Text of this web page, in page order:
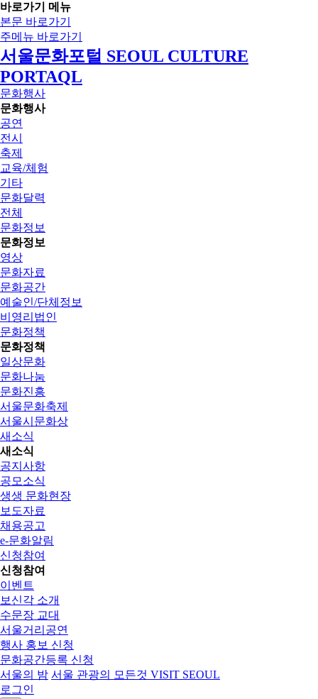
바로가기 메뉴
본문 바로가기
주메뉴 바로가기
서울문화포털 SEOUL CULTURE
PORTAQL
문화행사
문화행사
공연
전시
축제
교육/체험
기타
문화달력
전체
문화정보
문화정보
영상
문화자료
문화공간
예술인/단체정보
비영리법인
문화정책
문화정책
일상문화
문화나눔
문화진흥
서울문화축제
서울시문화상
새소식
새소식
공지사항
공모소식
생생 문화현장
보도자료
채용공고
e-문화알림
신청참여
신청참여
이벤트
보신각 소개
수문장 교대
서울거리공연
행사 홍보 신청
문화공간등록 신청
서울의 밤 서울 관광의 모든것 VISIT SEOUL
로그인